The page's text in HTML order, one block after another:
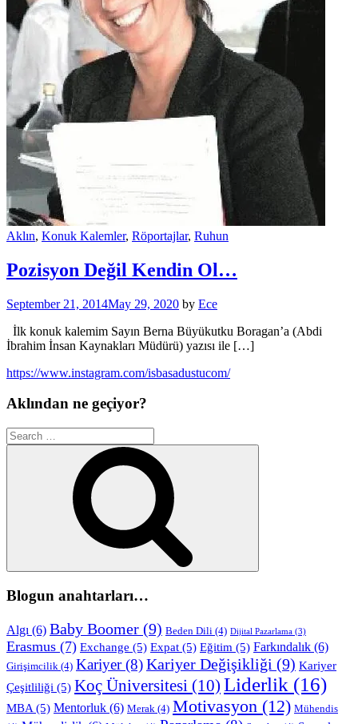
Aklın, Konuk Kalemler, Röportajlar, Ruhun
Pozisyon Değil Kendin Ol…
September 21, 2014May 29, 2020 by Ece
İlk konuk kalemim Sayın Berna Büyükutku Boragan’a (Abdi
İbrahim İnsan Kaynakları Müdürü) yazısı ile […]
https://www.instagram.com/isbasadustucom/
Aklından ne geçiyor?
Search
for:
Blogun anahtarları…
Algı (6) Baby Boomer (9) Beden Dili (4) Dijital Pazarlama (3)
Erasmus (7) Exchange (5) Expat (5) Eğitim (5) Farkındalık (6)
Girişimcilik (4) Kariyer(8)Kariyer Değişikliği (9) Kariyer
Çeşitliliği (5) Koç Üniversitesi (10) Liderlik (16)
MBA (5) Mentorluk (6) Merak (4) Motivasyon (12) Mühendis